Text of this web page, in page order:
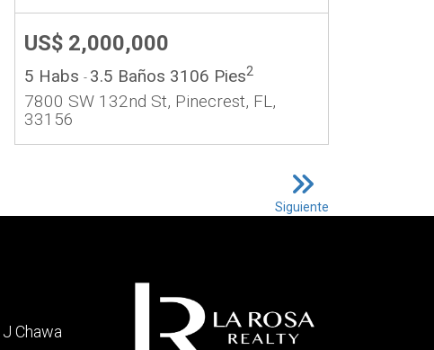
US$ 2,000,000
5 Habs - 3.5 Baños 3106 Pies2
7800 SW 132nd St, Pinecrest, FL,
33156
Siguiente
Chawa